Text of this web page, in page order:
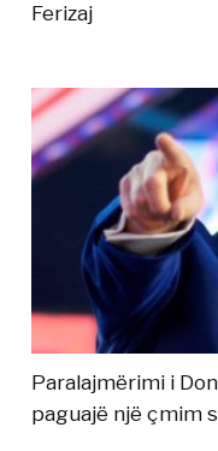
Ferizaj
Paralajmërimi i
paguajë një çmim